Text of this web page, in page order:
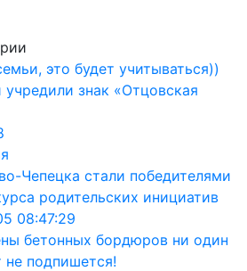
это будет учитываться))
знак «Отцовская
Чепецка стали победителями
родительских инициатив
08:47:29
бетонных бордюров ни один
не подпишется!